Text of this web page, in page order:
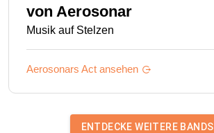
von Aerosonar
Musik auf Stelzen
Aerosonars Act ansehen
ENTDECKE WEITERE BANDS